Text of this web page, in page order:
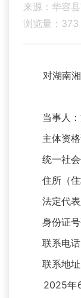
来源：华容
浏览量： 373
对湖南湘
当事人：
主体资格
统一社会
住所（住
法定代表
身份证号
联系电话
联系地址
2025年6